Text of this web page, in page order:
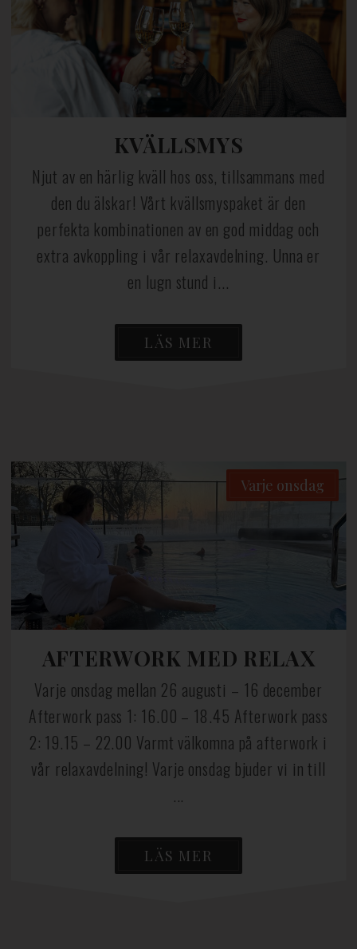
KVÄLLSMYS
Njut av en härlig kväll hos oss, tillsammans med
den du älskar! Vårt kvällsmyspaket är den
perfekta kombinationen av en god middag och
extra avkoppling i vår relaxavdelning. Unna er
en lugn stund i...
LÄS MER
Varje onsdag
AFTERWORK MED RELAX
Varje onsdag mellan 26 augusti – 16 december
Afterwork pass 1: 16.00 – 18.45 Afterwork pass
2: 19.15 – 22.00 Varmt välkomna på afterwork i
vår relaxavdelning! Varje onsdag bjuder vi in till
...
LÄS MER